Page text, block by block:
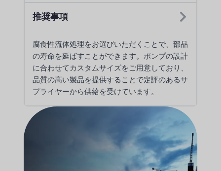
推奨事項
腐食性流体処理をお選びいただくことで、部品
の寿命を延ばすことができます。ポンプの設計
に合わせてカスタムサイズをご用意しており、
品質の高い製品を提供することで定評のあるサ
プライヤーから供給を受けています。